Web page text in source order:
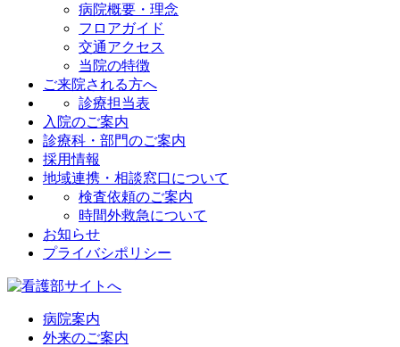
病院概要・理念
フロアガイド
交通アクセス
当院の特徴
ご来院される方へ
診療担当表
入院のご案内
診療科・部門のご案内
採用情報
地域連携・相談窓口について
検査依頼のご案内
時間外救急について
お知らせ
プライバシポリシー
病院案内
外来のご案内